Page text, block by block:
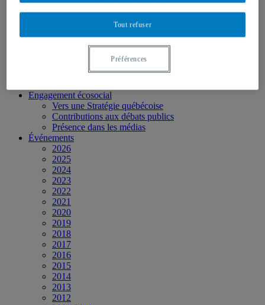
Revue ERE
Publications des membres
Cours et programmes de formation
Place aux étudiant.e.s
Engagement écosocial
Vers une Stratégie québécoise
Contributions aux débats publics
Présence dans les médias
Événements
2026
2025
2024
2023
2022
2021
2020
2019
2018
2017
2016
2015
2014
2013
2012
Tout refuser
Préférences